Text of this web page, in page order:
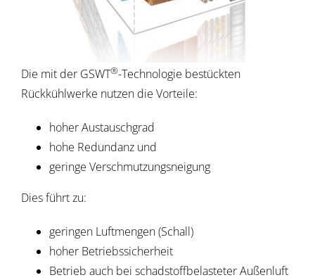
Die mit der GSWT®-Technologie bestückten
Rückkühlwerke nutzen die Vorteile:
hoher Austauschgrad
hohe Redundanz und
geringe Verschmutzungsneigung
Dies führt zu:
geringen Luftmengen (Schall)
hoher Betriebssicherheit
Betrieb auch bei schadstoffbelasteter Außenluft